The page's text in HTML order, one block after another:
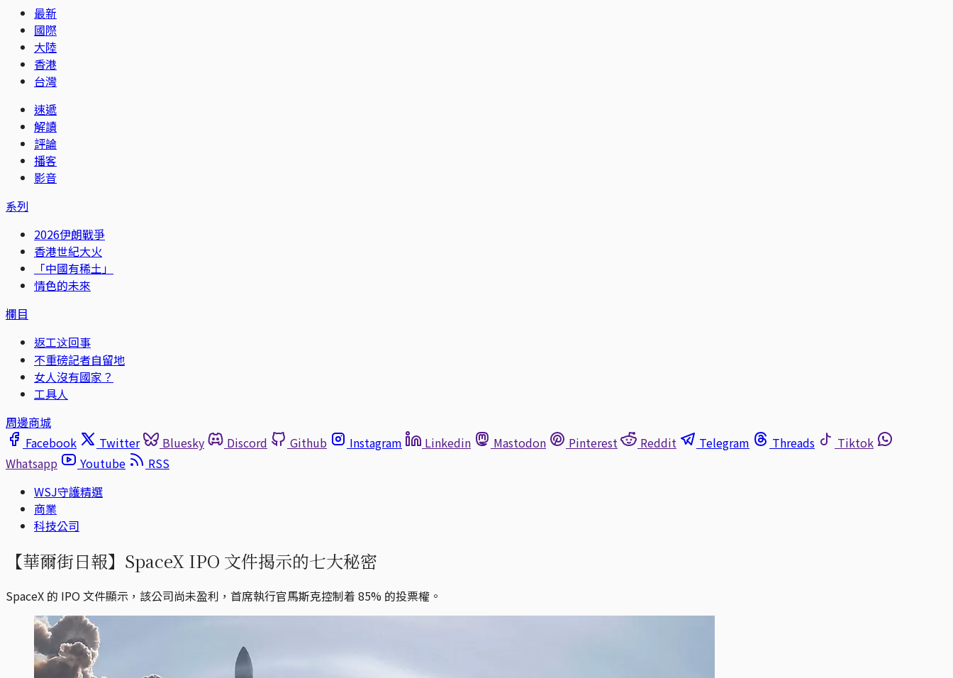
最新
國際
大陸
香港
台灣
速遞
解讀
評論
播客
影音
系列
2026伊朗戰爭
香港世紀大火
「中國有稀土」
情色的未來
欄目
返工这回事
不重磅記者自留地
女人沒有國家？
工具人
周邊商城
Facebook
Twitter Bluesky Discord Github Instagram Linkedin Mastodon Pinterest Reddit Telegram Threads
Tiktok
Whatsapp
Youtube
RSS
WSJ守護精選
商業
科技公司
【華爾街日報】SpaceX IPO 文件揭示的七大秘密
SpaceX 的 IPO 文件顯示，該公司尚未盈利，首席執行官馬斯克控制着 85% 的投票權。